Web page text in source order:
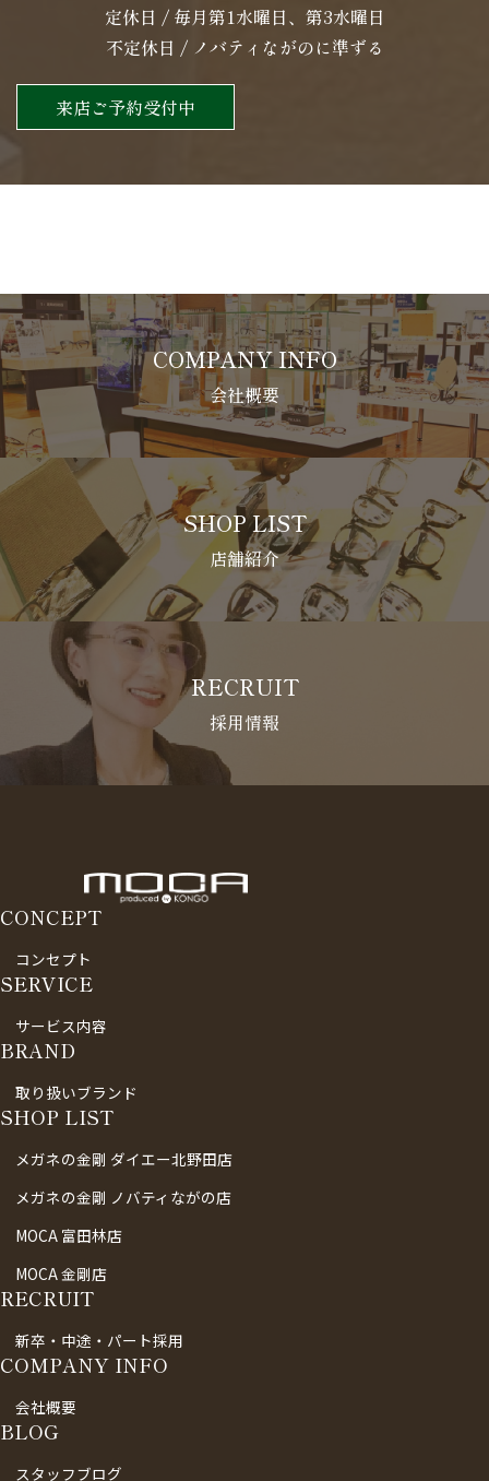
定休日 / 毎月第1水曜日、第3水曜日
不定休日 / ノバティながのに準ずる
来店ご予約受付中
COMPANY INFO
会社概要
SHOP LIST
店舗紹介
RECRUIT
採用情報
CONCEPT
コンセプト
SERVICE
サービス内容
BRAND
取り扱いブランド
SHOP LIST
メガネの金剛 ダイエー北野田店
メガネの金剛 ノバティながの店
MOCA 富田林店
MOCA 金剛店
RECRUIT
新卒・中途・パート採用
COMPANY INFO
会社概要
BLOG
スタッフブログ